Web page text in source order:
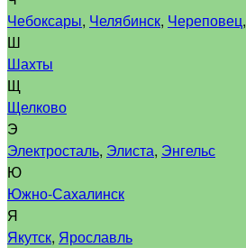
Чебоксары, Челябинск, Череповец,
Ш
Шахты
Щ
Щелково
Э
Электросталь, Элиста, Энгельс
Ю
Южно-Сахалинск
Я
Якутск, Ярославль